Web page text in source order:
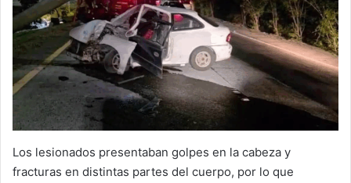
Los lesionados presentaban golpes en la cabeza y
fracturas en distintas partes del cuerpo, por lo que